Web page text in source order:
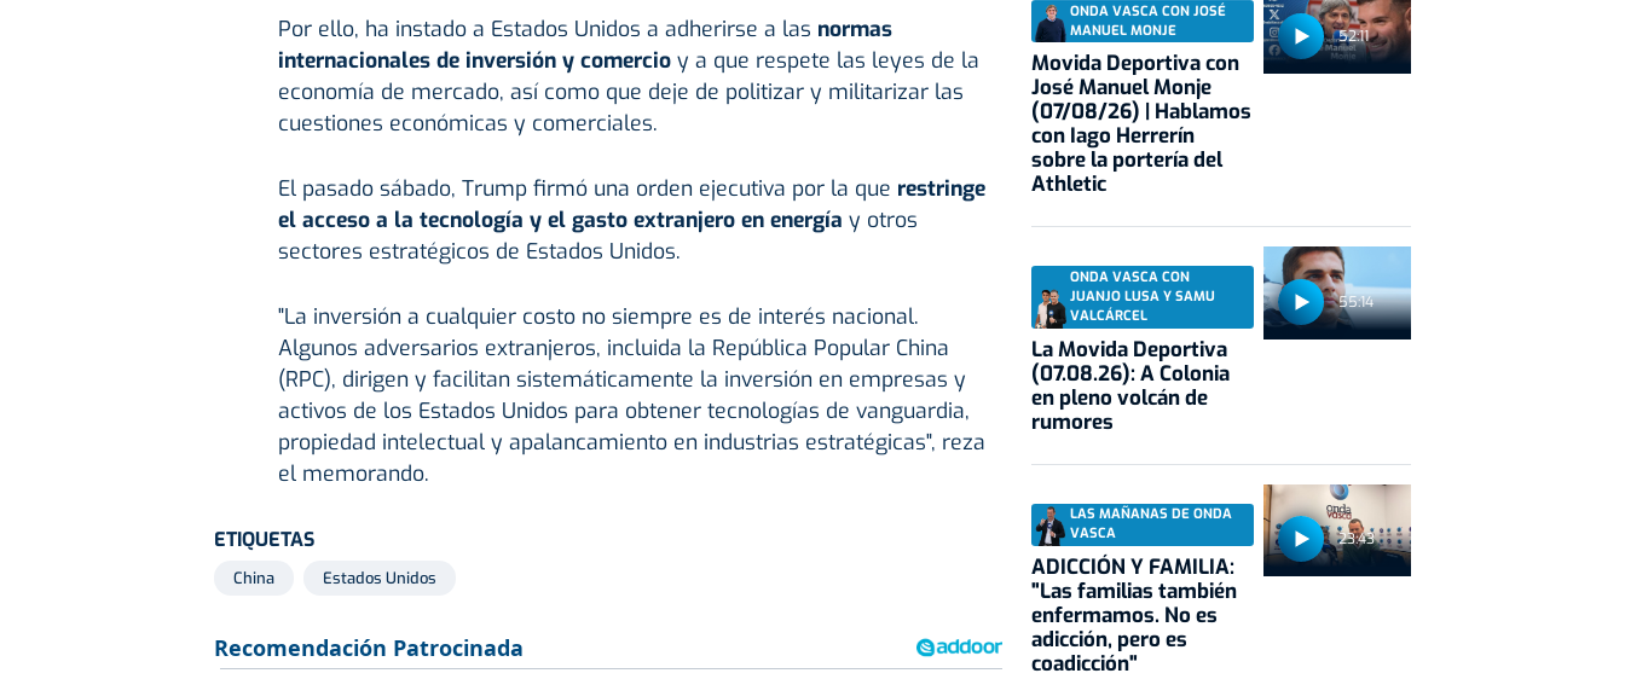
Por ello, ha instado a Estados Unidos a adherirse a las normas
internacionales de inversión y comercio y a que respete las leyes de la
economía de mercado, así como que deje de politizar y militarizar las
cuestiones económicas y comerciales.
El pasado sábado, Trump firmó una orden ejecutiva por la que restringe
el acceso a la tecnología y el gasto extranjero en energía y otros
sectores estratégicos de Estados Unidos.
"La inversión a cualquier costo no siempre es de interés nacional.
Algunos adversarios extranjeros, incluida la República Popular China
(RPC), dirigen y facilitan sistemáticamente la inversión en empresas y
activos de los Estados Unidos para obtener tecnologías de vanguardia,
propiedad intelectual y apalancamiento en industrias estratégicas", reza
el memorando.
ETIQUETAS
China Estados Unidos
52:11
ONDA VASCA CON JOSÉ
MANUEL MONJE
Movida Deportiva con
José Manuel Monje
(07/08/26) | Hablamos
con Iago Herrerín
sobre la portería del
Athletic
55:14
ONDA VASCA CON
JUANJO LUSA Y SAMU
VALCÁRCEL
La Movida Deportiva
(07.08.26): A Colonia
en pleno volcán de
rumores
23:43
LAS MAÑANAS DE ONDA
VASCA
ADICCIÓN Y FAMILIA:
"Las familias también
enfermamos. No es
adicción, pero es
coadicción"